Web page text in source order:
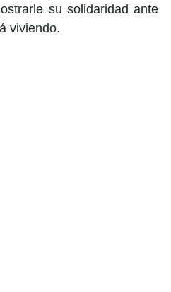
su solidaridad ante
viviendo.